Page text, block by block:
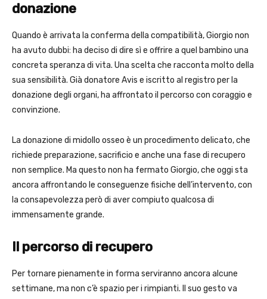
donazione
Quando è arrivata la conferma della compatibilità, Giorgio non
ha avuto dubbi: ha deciso di dire sì e offrire a quel bambino una
concreta speranza di vita. Una scelta che racconta molto della
sua sensibilità. Già donatore Avis e iscritto al registro per la
donazione degli organi, ha affrontato il percorso con coraggio e
convinzione.
La donazione di midollo osseo è un procedimento delicato, che
richiede preparazione, sacrificio e anche una fase di recupero
non semplice. Ma questo non ha fermato Giorgio, che oggi sta
ancora affrontando le conseguenze fisiche dell’intervento, con
la consapevolezza però di aver compiuto qualcosa di
immensamente grande.
Il percorso di recupero
Per tornare pienamente in forma serviranno ancora alcune
settimane, ma non c’è spazio per i rimpianti. Il suo gesto va